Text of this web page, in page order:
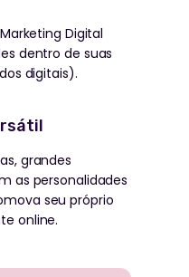
Digital
dentro de suas
digitais).
grandes
as personalidades
seu próprio
online.